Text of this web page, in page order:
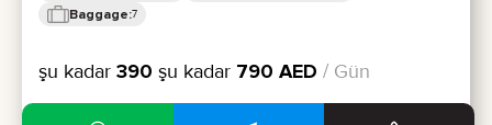
Baggage:7
şu kadar 390 şu kadar 790 AED / Gün